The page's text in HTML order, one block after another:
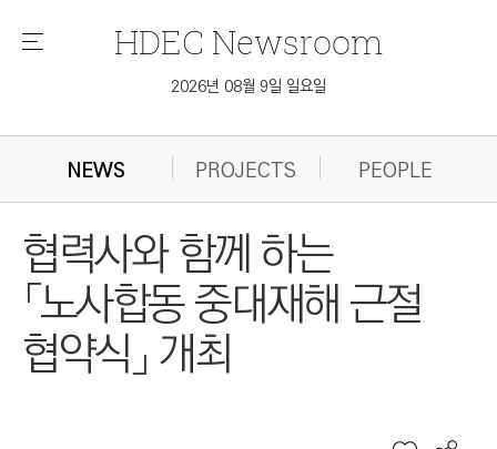
메
HDEC Newsroom
2026년 08월 9일 일요일
NEWS PROJECTS PEOPLE
협력사와 함께 하는
「노사합동 중대재해 근절
협약식」 개최